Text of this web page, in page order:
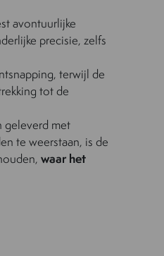
avontuurlijke
precisie, zelfs
terwijl de
tot de
geleverd met
te weerstaan, is de
waar het